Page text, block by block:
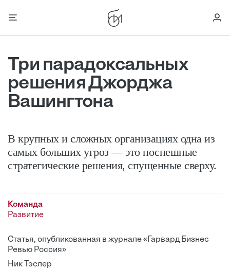
Три парадоксальных
решения Джорджа
Вашингтона
В крупных и сложных организациях одна из
самых больших угроз — это поспешные
стратегические решения, спущенные сверху.
Команда
Развитие
Статья, опубликованная в журнале «Гарвард Бизнес
Ревью Россия»
Ник Тэслер